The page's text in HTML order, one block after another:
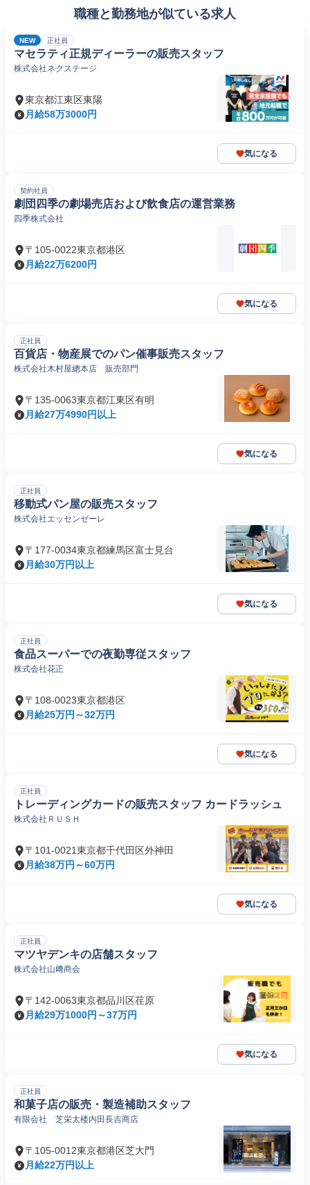
職種と勤務地が似ている求人
NEW 正社員
マセラティ正規ディーラーの販売スタッフ
株式会社ネクステージ
東京都江東区東陽
月給58万3000円
気になる
契約社員
劇団四季の劇場売店および飲食店の運営業務
四季株式会社
〒105-0022東京都港区
月給22万6200円
気になる
正社員
百貨店・物産展でのパン催事販売スタッフ
株式会社木村屋總本店 販売部門
〒135-0063東京都江東区有明
月給27万4990円以上
気になる
正社員
移動式パン屋の販売スタッフ
株式会社エッセンゼーレ
〒177-0034東京都練馬区富士見台
月給30万円以上
気になる
正社員
食品スーパーでの夜勤専従スタッフ
株式会社花正
〒108-0023東京都港区
月給25万円～32万円
気になる
正社員
トレーディングカードの販売スタッフ カードラッシュ
株式会社ＲＵＳＨ
〒101-0021東京都千代田区外神田
月給38万円～60万円
気になる
正社員
マツヤデンキの店舗スタッフ
株式会社山﨑商会
〒142-0063東京都品川区荏原
月給29万1000円～37万円
気になる
正社員
和菓子店の販売・製造補助スタッフ
有限会社 芝栄太楼内田長吉商店
〒105-0012東京都港区芝大門
月給22万円以上